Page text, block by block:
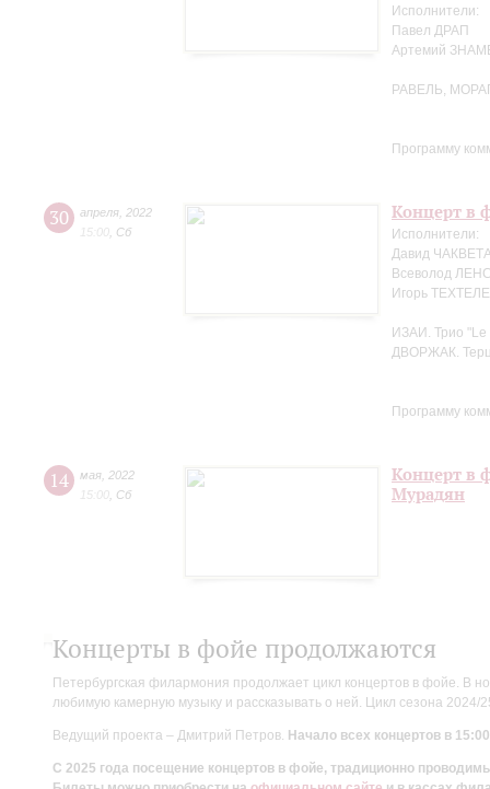
Исполнители:
Павел ДРАП
Артемий
РАВЕЛЬ,
Программу
30 апреля 2022
15:00 Сб
Концерт в
Исполнители:
Давид
Всеволод
Игорь
ИЗАИ. Трио "Le
ДВОРЖАК.
Программу
14 мая 2022
15:00 Сб
Концерт в
Мурадян
Концерты в фойе продолжаются
Петербургская филармония продолжает цикл концертов в фойе. В
любимую камерную музыку и рассказывать о ней. Цикл сезона
Ведущий проекта – Дмитрий Петров. Начало всех концертов в
С 2025 года посещение концертов в фойе, традиционно